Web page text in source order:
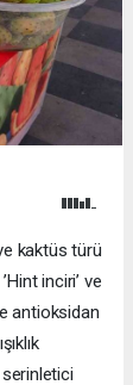
kaktüs türü
inciri’ ve
antioksidan
serinletici